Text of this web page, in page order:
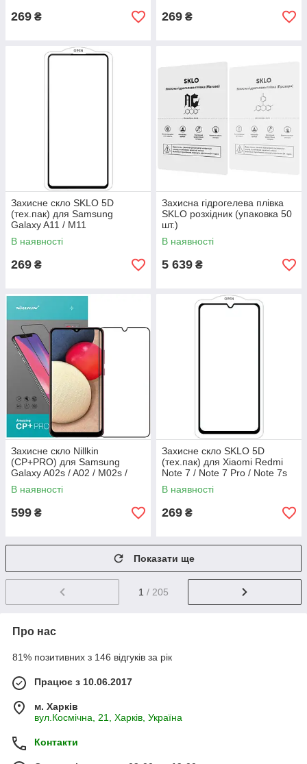
269 ₴ 269 ₴
Захисне скло SKLO 5D
(тех.пак) для Samsung
Galaxy A11 / M11
В наявності
269 ₴
Захисна гідрогелева плівка
SKLO розхідник (упаковка 50
шт.)
В наявності
5 639 ₴
Захисне скло Nillkin
(CP+PRO) для Samsung
Galaxy A02s / A02 / M02s /
M02 / A03s / A03 Core / A03
В наявності
599 ₴
Захисне скло SKLO 5D
(тех.пак) для Xiaomi Redmi
Note 7 / Note 7 Pro / Note 7s
В наявності
269 ₴
Показати ще
1 / 205
Про нас
81% позитивних з 146 відгуків за рік
Працює з 10.06.2017
м. Харків
вул.Космічна, 21, Харків, Україна
Контакти